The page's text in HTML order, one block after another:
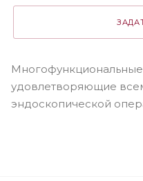
удовлетворяющие
эндоскопической